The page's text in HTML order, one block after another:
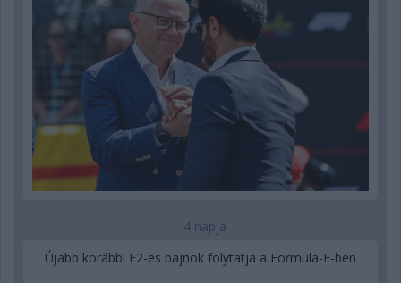
4 napja
Újabb korábbi F2-es bajnok folytatja a Formula-E-ben